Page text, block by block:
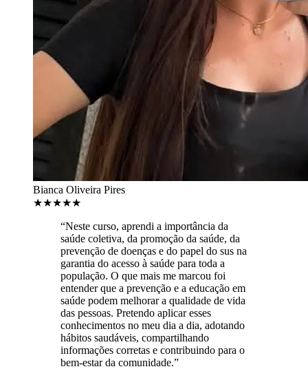
Bianca Oliveira Pires
★★★★★
“Neste curso, aprendi a importância da
saúde coletiva, da promoção da saúde, da
prevenção de doenças e do papel do sus na
garantia do acesso à saúde para toda a
população. O que mais me marcou foi
entender que a prevenção e a educação em
saúde podem melhorar a qualidade de vida
das pessoas. Pretendo aplicar esses
conhecimentos no meu dia a dia, adotando
hábitos saudáveis, compartilhando
informações corretas e contribuindo para o
bem-estar da comunidade.”